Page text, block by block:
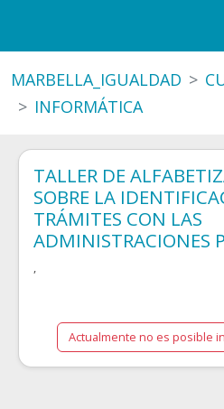
MARBELLA_IGUALDAD
INFORMÁTICA
TALLER DE
SOBRE LA
TRÁMITES CON LAS
ADMINISTRACIONES
,
Actualmente no es posible